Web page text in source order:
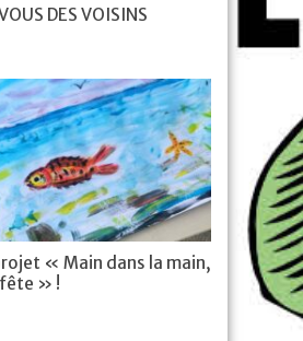
DES VOISINS
« Main dans la main,
» !